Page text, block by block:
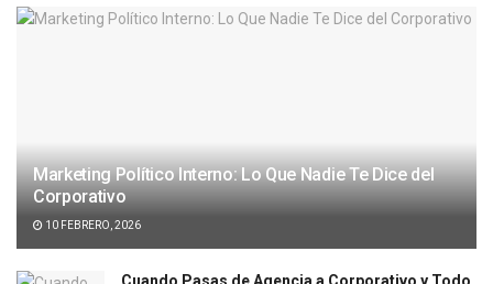
Marketing Político Interno: Lo Que Nadie Te Dice del
Corporativo
10 FEBRERO, 2026